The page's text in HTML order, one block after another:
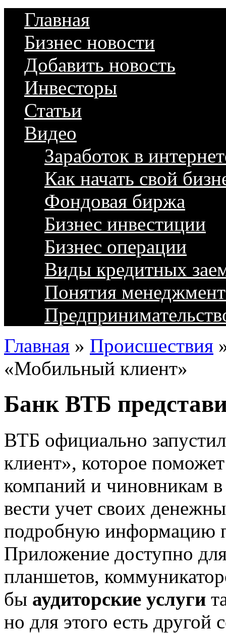
Главная
Бизнес новости
Добавить новость
Инвесторы
Статьи
Видео
Заработок в
Как начать свой
Фондовая биржа
Бизнес инвестиции
Бизнес операции
Виды кредитных
Понятия
Главная » Происшествия
«Мобильный клиент»
Банк ВТБ
ВТБ официально
клиент», которое
компаний и чиновникам
вести учет своих
подробную информацию
Приложение доступно
планшетов,
бы аудиторские услуги
но для этого есть другой